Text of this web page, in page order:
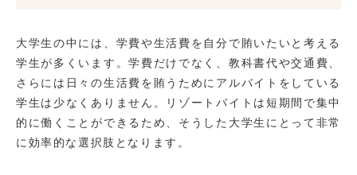
大学生の中には、学費や生活費を自分で賄いたいと考える
学生が多くいます。学費だけでなく、教科書代や交通費、
さらには日々の生活費を賄うためにアルバイトをしている
学生は少なくありません。リゾートバイトは短期間で集中
的に働くことができるため、そうした大学生にとって非常
に効率的な選択肢となります。